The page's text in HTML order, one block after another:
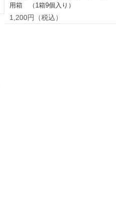
用箱 （1箱9個入り）
1,200円（税込）